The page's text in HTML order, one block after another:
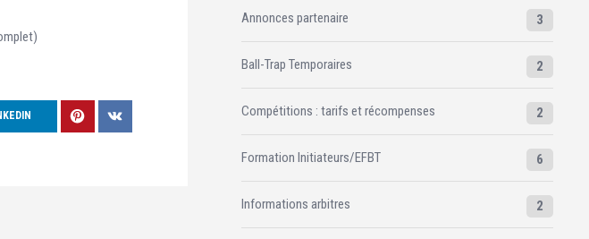
Annonces partenaire 3
Ball-Trap Temporaires 2
Compétitions : tarifs et récompenses 2
Formation Initiateurs/EFBT 6
Informations arbitres 2